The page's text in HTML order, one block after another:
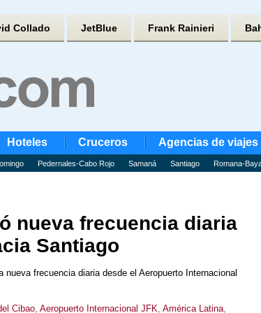
Collado JetBlue Frank Rainieri
Hoteles Cruceros Agencias de viajes
Pedernales-Cabo Rojo Samaná Santiago Romana-
nueva frecuencia diaria
Santiago
frecuencia diaria desde el Aeropuerto Internacional
Cibao, Aeropuerto Internacional JFK, América Latina,